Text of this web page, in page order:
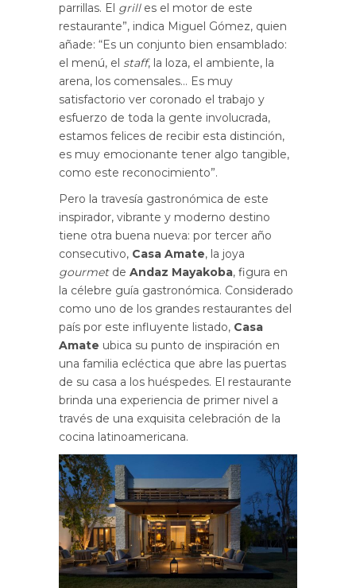
parrillas. El grill es el motor de este
restaurante”, indica Miguel Gómez, quien
añade: “Es un conjunto bien ensamblado:
el menú, el staff, la loza, el ambiente, la
arena, los comensales… Es muy
satisfactorio ver coronado el trabajo y
esfuerzo de toda la gente involucrada,
estamos felices de recibir esta distinción,
es muy emocionante tener algo tangible,
como este reconocimiento”.
Pero la travesía gastronómica de este
inspirador, vibrante y moderno destino
tiene otra buena nueva: por tercer año
consecutivo, Casa Amate, la joya
gourmet de Andaz Mayakoba, figura en
la célebre guía gastronómica. Considerado
como uno de los grandes restaurantes del
país por este influyente listado, Casa
Amate ubica su punto de inspiración en
una familia ecléctica que abre las puertas
de su casa a los huéspedes. El restaurante
brinda una experiencia de primer nivel a
través de una exquisita celebración de la
cocina latinoamericana.